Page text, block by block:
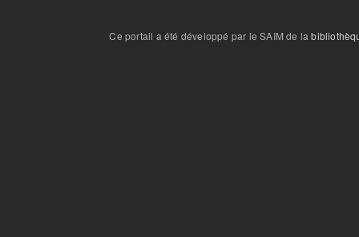
Ce portail a été développé par le SAIM de la